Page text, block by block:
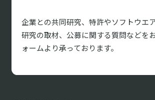
企業との共同研究、特許やソフトウエ
研究の取材、 公募に関する質問などを
ォームより承っております。